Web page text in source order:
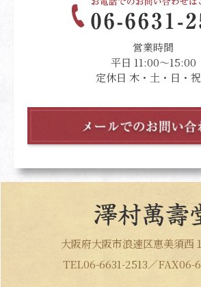
営業時間
平日 11:00～15:00
定休日 木・土・日・
大阪府大阪市浪速区恵美須西
TEL06-6631-2513／FAX06-